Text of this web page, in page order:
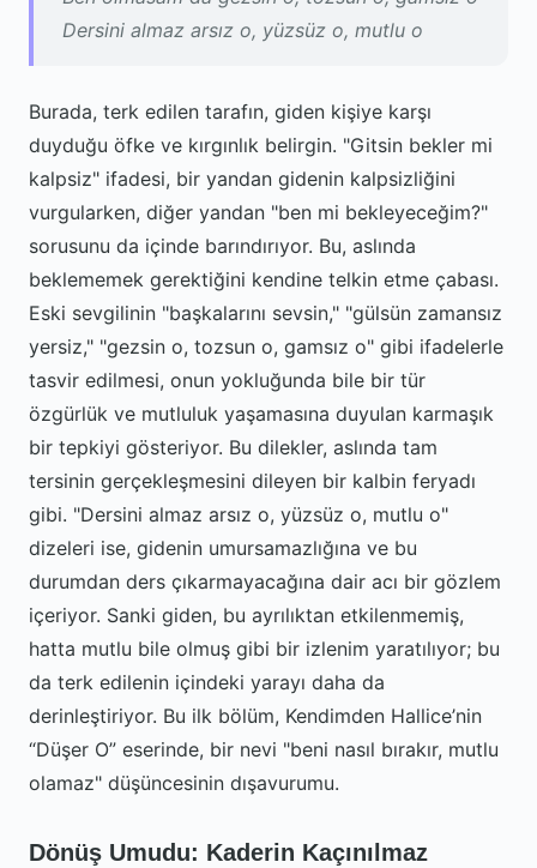
Dersini almaz arsız o, yüzsüz o, mutlu o
Burada, terk edilen tarafın, giden kişiye karşı
duyduğu öfke ve kırgınlık belirgin. "Gitsin bekler mi
kalpsiz" ifadesi, bir yandan gidenin kalpsizliğini
vurgularken, diğer yandan "ben mi bekleyeceğim?"
sorusunu da içinde barındırıyor. Bu, aslında
beklememek gerektiğini kendine telkin etme çabası.
Eski sevgilinin "başkalarını sevsin," "gülsün zamansız
yersiz," "gezsin o, tozsun o, gamsız o" gibi ifadelerle
tasvir edilmesi, onun yokluğunda bile bir tür
özgürlük ve mutluluk yaşamasına duyulan karmaşık
bir tepkiyi gösteriyor. Bu dilekler, aslında tam
tersinin gerçekleşmesini dileyen bir kalbin feryadı
gibi. "Dersini almaz arsız o, yüzsüz o, mutlu o"
dizeleri ise, gidenin umursamazlığına ve bu
durumdan ders çıkarmayacağına dair acı bir gözlem
içeriyor. Sanki giden, bu ayrılıktan etkilenmemiş,
hatta mutlu bile olmuş gibi bir izlenim yaratılıyor; bu
da terk edilenin içindeki yarayı daha da
derinleştiriyor. Bu ilk bölüm, Kendimden Hallice’nin
“Düşer O” eserinde, bir nevi "beni nasıl bırakır, mutlu
olamaz" düşüncesinin dışavurumu.
Dönüş Umudu: Kaderin Kaçınılmaz